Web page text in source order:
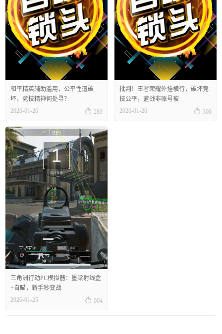
和平精英辅助滥用，公平性遭破
坏，竞技精神何处寻？
2026-01-26
 289
批判！王者荣耀外挂横行，破坏竞
技公平，蓝战非账号被
2026-01-26
 300
三角洲行动PC模拟器：墨棠射线盒
+自瞄，新手秒变战
2026-01-25
 904